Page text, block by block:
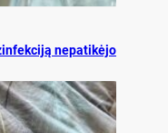
ne­pa­ti­kė­jo